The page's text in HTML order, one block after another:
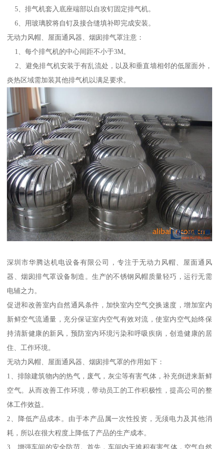
5、排气机套入底座端部以自攻钉固定排气机。
6、用玻璃胶将自钉及接合缝填补即完成安装。
无动力风帽、屋面通风器、烟囱排气罩注意：
1、每个排气机的中心间距不小于3M。
2、避免排气机安装于有乱流处，以及和垂直墙相邻的低屋面外，
炎热区域需加装其他排气机以满足要求。
深圳市华腾达机电设备有限公司，专注于无动力风帽、屋面通风
器、烟囱排气罩设备制造。生产的不锈钢风帽质量轻巧，运行无需
电辅之力。
促进和改善室内自然通风条件，加快室内空气交换速度，增加室内
新鲜空气流通量，充分保证室内空气有效对流，使室内空气始终保
持清新健康的新风，预防室内环境污染和呼吸疾病，创造健康的居
住、工作环境。
无动力风帽、屋面通风器、烟囱排气罩的作用如下：
1、排除建筑物内的热气，废气，灰尘等有害气体，补充倒进来新鲜
空气。从而改善工作环境，带动员工的工作积极性，提高公司的整
体工作效益。
2、降低产品成本。由于本产品属一次性投资，无须电力及其他消
耗，所以在很大程度上降低了产品的生产成本。
3、增强车间的安全防范。首先，车间内无堆积有害气体，空气自然